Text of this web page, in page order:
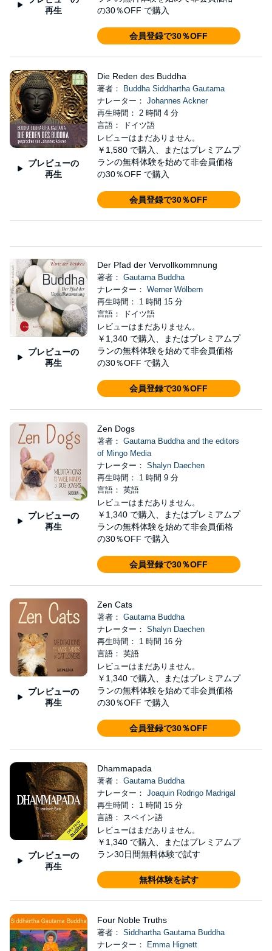
再生
の30％OFF で購入
会員登録で30％OFF
プレビューの
再生
Die Reden des Buddha
著者：
Buddha Siddhartha Gautama
ナレーター： Johannes Ackner
再生時間： 2 時間 4 分
言語： ドイツ語
レビューはまだありません。
￥1,580 で購入、またはプレミアムプ
ランの無料体験を始めて非会員価格
の30％OFF で購入
会員登録で30％OFF
プレビューの
再生
Der Pfad der Vervollkommnung
著者： Gautama Buddha
ナレーター： Werner Wölbern
再生時間： 1 時間 15 分
言語： ドイツ語
レビューはまだありません。
￥1,340 で購入、またはプレミアムプ
ランの無料体験を始めて非会員価格
の30％OFF で購入
会員登録で30％OFF
プレビューの
再生
Zen Dogs
著者： Gautama Buddha and the editors
of Mingo Media
ナレーター： Shalyn Daechen
再生時間： 1 時間 9 分
言語： 英語
レビューはまだありません。
￥1,340 で購入、またはプレミアムプ
ランの無料体験を始めて非会員価格
の30％OFF で購入
会員登録で30％OFF
プレビューの
再生
Zen Cats
著者： Gautama Buddha
ナレーター： Shalyn Daechen
再生時間： 1 時間 16 分
言語： 英語
レビューはまだありません。
￥1,340 で購入、またはプレミアムプ
ランの無料体験を始めて非会員価格
の30％OFF で購入
会員登録で30％OFF
プレビューの
再生
Dhammapada
著者： Gautama Buddha
ナレーター： Joaquin Rodrigo Madrigal
再生時間： 1 時間 15 分
言語： スペイン語
レビューはまだありません。
￥1,340 で購入、またはプレミアムプ
ラン30日間無料体験で試す
無料体験を試す
Four Noble Truths
著者： Siddhartha Gautama Buddha
ナレーター：
Emma Hignett